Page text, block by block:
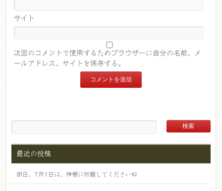
サイト
次回のコメントで使用するためブラウザーに自分の名前、メ
ールアドレス、サイトを保存する。
最近の投稿
明日、7月1日は、神棚に祈願してくださいね